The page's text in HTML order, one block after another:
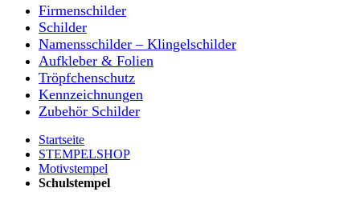
Firmenschilder
Schilder
Namensschilder – Klingelschilder
Aufkleber & Folien
Tröpfchenschutz
Kennzeichnungen
Zubehör Schilder
Startseite
STEMPELSHOP
Motivstempel
Schulstempel